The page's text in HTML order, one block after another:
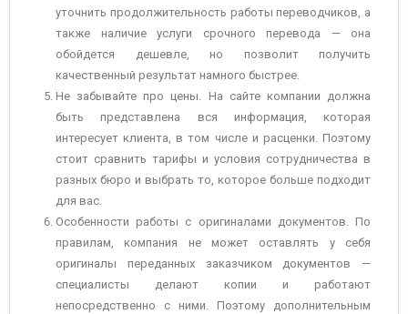
уточнить продолжительность работы переводчиков, а
также наличие услуги срочного перевода — она
обойдется дешевле, но позволит получить
качественный результат намного быстрее.
Не забывайте про цены. На сайте компании должна
быть представлена вся информация, которая
интересует клиента, в том числе и расценки. Поэтому
стоит сравнить тарифы и условия сотрудничества в
разных бюро и выбрать то, которое больше подходит
для вас.
Особенности работы с оригиналами документов. По
правилам, компания не может оставлять у себя
оригиналы переданных заказчиком документов —
специалисты делают копии и работают
непосредственно с ними. Поэтому дополнительным